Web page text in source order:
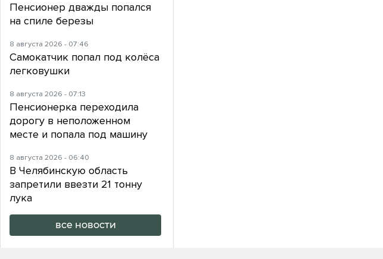
Пенсионер дважды попался
на спиле березы
8 августа 2026 - 07:46
Самокатчик попал под колёса
легковушки
8 августа 2026 - 07:13
Пенсионерка переходила
дорогу в неположенном
месте и попала под машину
8 августа 2026 - 06:40
В Челябинскую область
запретили ввезти 21 тонну
лука
все новости